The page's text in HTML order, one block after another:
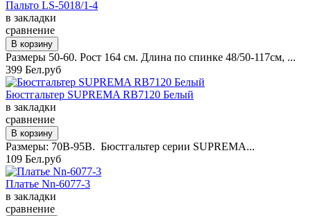
Пальто LS-5018/1-4
в закладки
сравнение
Размеры 50-60. Рост 164 см. Длина по спинке 48/50-117см, ...
399 Бел.руб
Бюстгальтер SUPREMA RB7120 Белый
в закладки
сравнение
Размеры: 70B-95B. Бюстгальтер серии SUPREMA...
109 Бел.руб
Платье Nn-6077-3
в закладки
сравнение